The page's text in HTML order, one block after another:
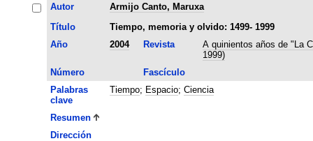
Autor
Armijo Canto, Maruxa
Título
Tiempo, memoria y olvido: 1499- 1999
Año
2004 Revista
A quinientos años de "La
1999)
Número
Fascículo
Palabras
clave
Tiempo; Espacio; Ciencia
Resumen
Dirección